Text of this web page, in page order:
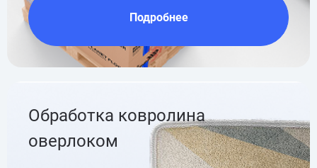
Подробнее
Обработка ковролина
оверлоком